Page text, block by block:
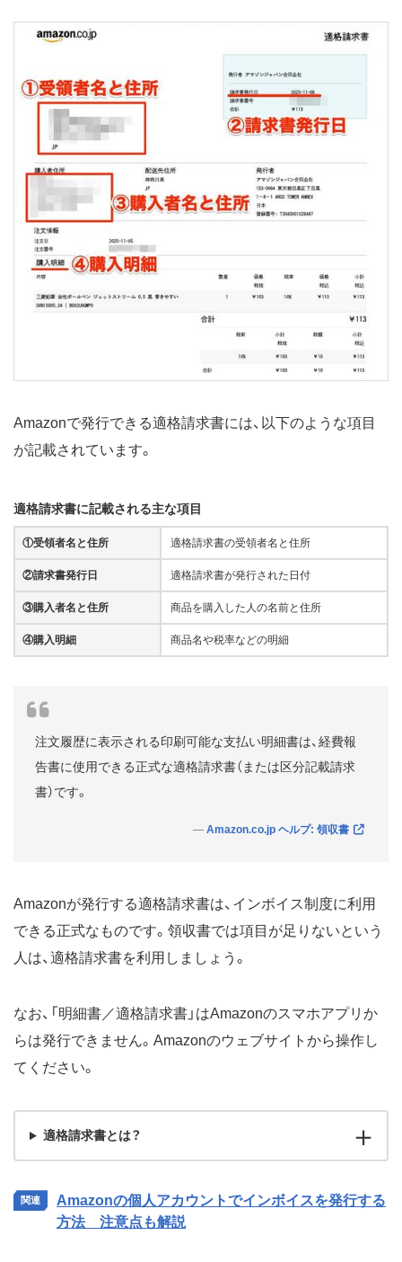
Amazonで発行できる適格請求書には、以下のような項目
が記載されています。
適格請求書に記載される主な項目
①受領者名と住所 適格請求書の受領者名と住所
②請求書発行日 適格請求書が発行された日付
③購入者名と住所 商品を購入した人の名前と住所
④購入明細 商品名や税率などの明細
注文履歴に表示される印刷可能な支払い明細書は、経費報
告書に使用できる正式な適格請求書（または区分記載請求
書）です。
Amazon.co.jp ヘルプ: 領収書
Amazonが発行する適格請求書は、インボイス制度に利用
できる正式なものです。領収書では項目が足りないという
人は、適格請求書を利用しましょう。
なお、「明細書／適格請求書」はAmazonのスマホアプリか
らは発行できません。Amazonのウェブサイトから操作し
てください。
適格請求書とは？
Amazonの個人アカウントでインボイスを発行する
方法 注意点も解説